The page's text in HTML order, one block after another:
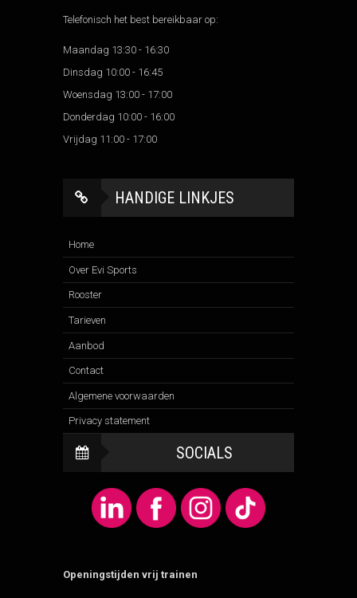
Telefonisch het best bereikbaar op:
Maandag 13:30 - 16:30
Dinsdag 10:00 - 16:45
Woensdag 13:00 - 17:00
Donderdag 10:00 - 16:00
Vrijdag 11:00 - 17:00
HANDIGE LINKJES
Home
Over Evi Sports
Rooster
Tarieven
Aanbod
Contact
Algemene voorwaarden
Privacy statement
SOCIALS
Openingstijden vrij trainen